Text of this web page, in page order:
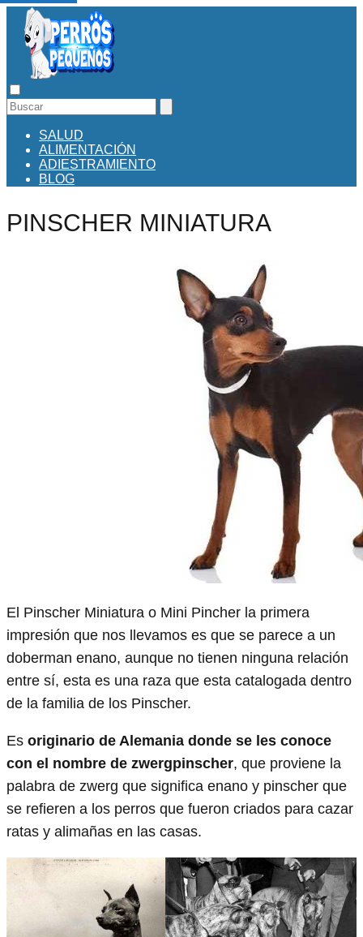
SALUD
ALIMENTACIÓN
ADIESTRAMIENTO
BLOG
PINSCHER MINIATURA
El Pinscher Miniatura o Mini Pincher la primera
impresión que nos llevamos es que se parece a un
doberman enano, aunque no tienen ninguna relación
entre sí, esta es una raza que esta catalogada dentro
de la familia de los Pinscher.
Es originario de Alemania donde se les conoce
con el nombre de zwergpinscher, que proviene la
palabra de zwerg que significa enano y pinscher que
se refieren a los perros que fueron criados para cazar
ratas y alimañas en las casas.